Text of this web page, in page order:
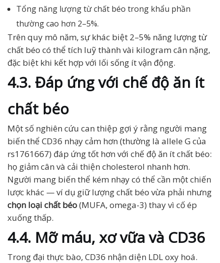
Tổng năng lượng từ chất béo trong khẩu phần
thường cao hơn 2–5%.
Trên quy mô năm, sự khác biệt 2–5% năng lượng từ
chất béo có thể tích luỹ thành vài kilogram cân nặng,
đặc biệt khi kết hợp với lối sống ít vận động.
4.3. Đáp ứng với chế độ ăn ít
chất béo
Một số nghiên cứu can thiệp gợi ý rằng người mang
biến thể CD36 nhạy cảm hơn (thường là allele G của
rs1761667) đáp ứng tốt hơn với chế độ ăn ít chất béo:
họ giảm cân và cải thiện cholesterol nhanh hơn.
Người mang biến thể kém nhạy có thể cần một chiến
lược khác — ví dụ giữ lượng chất béo vừa phải nhưng
chọn loại chất béo(MUFA, omega-3) thay vì cố ép
xuống thấp.
4.4. Mỡ máu, xơ vữa và CD36
Trong đại thực bào, CD36 nhận diện LDL oxy hoá.